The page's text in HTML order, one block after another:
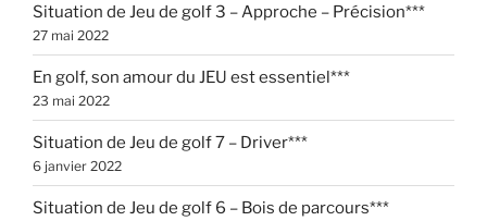
Situation de Jeu de golf 3 – Approche – Précision***
27 mai 2022
En golf, son amour du JEU est essentiel***
23 mai 2022
Situation de Jeu de golf 7 – Driver***
6 janvier 2022
Situation de Jeu de golf 6 – Bois de parcours***